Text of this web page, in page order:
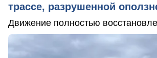
трассе, разрушенной
Движение полностью